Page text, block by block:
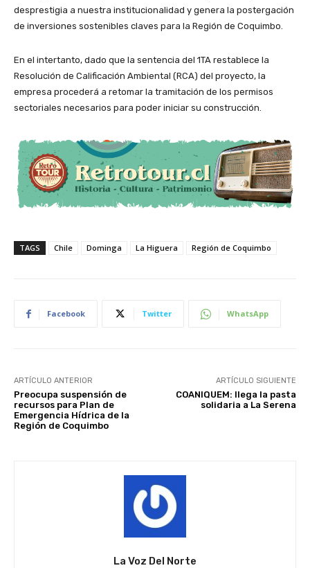
desprestigia a nuestra institucionalidad y genera la postergación
de inversiones sostenibles claves para la Región de Coquimbo.
En el intertanto, dado que la sentencia del 1TA restablece la
Resolución de Calificación Ambiental (RCA) del proyecto, la
empresa procederá a retomar la tramitación de los permisos
sectoriales necesarios para poder iniciar su construcción.
TAGS Chile Dominga La Higuera Región de Coquimbo
Facebook Twitter WhatsApp
ARTÍCULO ANTERIOR
Preocupa suspensión de
recursos para Plan de
Emergencia Hídrica de la
Región de Coquimbo
ARTÍCULO SIGUIENTE
COANIQUEM: llega la pasta
solidaria a La Serena
La Voz Del Norte